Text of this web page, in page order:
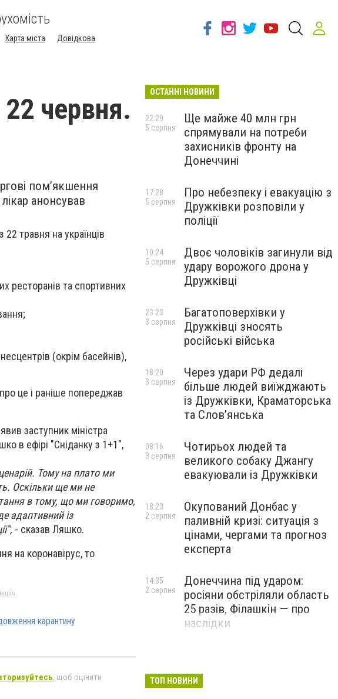
Карта міста Довідкова
червня.
пом’якшення
анонсував
травня на українців
ресторанів та спортивних
(окрім басейнів),
це і раніше попереджав
заступник міністра
в ефірі "Сніданку з 1+1",
Тому на плато ми
Оскільки ще ми не
в тому, що ми говоримо,
адаптивний із
- сказав Ляшко.
на коронавірус, то
карантину
, щоб оцінити
ОСТАННІ НОВИНИ
Ще майже 40 млн грн
спрямували на потреби
захисників фронту на
Донеччині
22:29
5 серпня
Про небезпеку і евакуацію з
Дружківки розповіли у
поліції
17:28
5 серпня
Двоє чоловіків загинули від
удару ворожого дрона у
Дружківці
10:24
5 серпня
Багатоповерхівки у
Дружківці зносять
російські війська
23:23
3 серпня
Через удари РФ дедалі
більше людей виїжджають
із Дружківки, Краматорська
та Слов’янська
18:20
3 серпня
Чотирьох людей та
великого собаку Джангу
евакуювали із Дружківки
08:16
3 серпня
Окупований Донбас у
паливній кризі: ситуація з
цінами, чергами та прогноз
експерта
18:23
2 серпня
Донеччина під ударом:
росіяни обстріляли область
25 разів, Філашкін — про
наслідки
14:35
2 серпня
ТОП НОВИНИ